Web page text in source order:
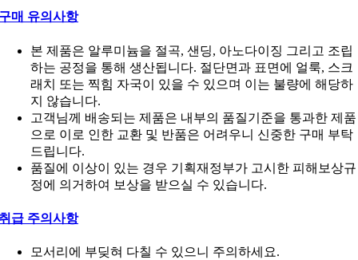
매 유의사항
본 제품은 알루미늄을 절곡, 샌딩, 아노다이징 그리고 조립
하는 공정을 통해 생산됩니다. 절단면과 표면에 얼룩, 스크
래치 또는 찍힘 자국이 있을 수 있으며 이는 불량에 해당하
지 않습니다.
고객님께 배송되는 제품은 내부의 품질기준을 통과한 제품
으로 이로 인한 교환 및 반품은 어려우니 신중한 구매 부탁
드립니다.
품질에 이상이 있는 경우 기획재정부가 고시한 피해보상규
정에 의거하여 보상을 받으실 수 있습니다.
급 주의사항
모서리에 부딪혀 다칠 수 있으니 주의하세요.